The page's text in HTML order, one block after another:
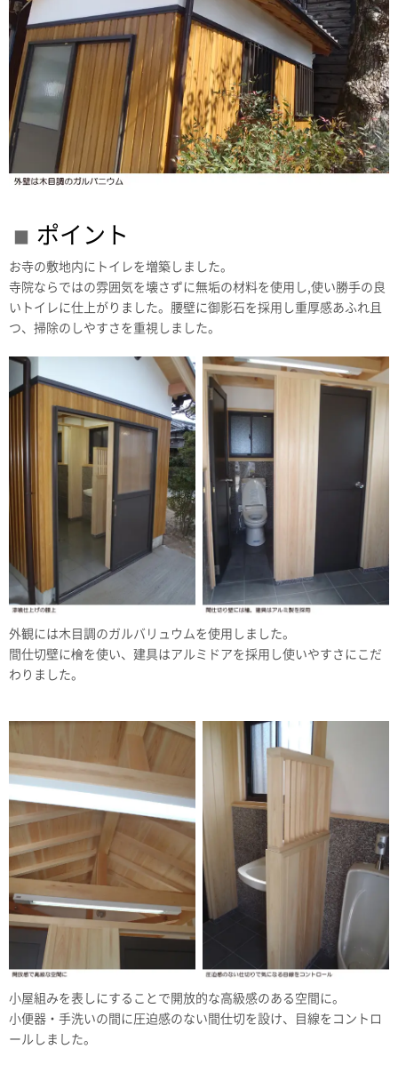
ポイント
お寺の敷地内にトイレを増築しました。
寺院ならではの雰囲気を壊さずに無垢の材料を使用し,使い勝手の良
いトイレに仕上がりました。腰壁に御影石を採用し重厚感あふれ且
つ、掃除のしやすさを重視しました。
外観には木目調のガルバリュウムを使用しました。
間仕切壁に檜を使い、建具はアルミドアを採用し使いやすさにこだ
わりました。
小屋組みを表しにすることで開放的な高級感のある空間に。
小便器・手洗いの間に圧迫感のない間仕切を設け、目線をコントロ
ールしました。